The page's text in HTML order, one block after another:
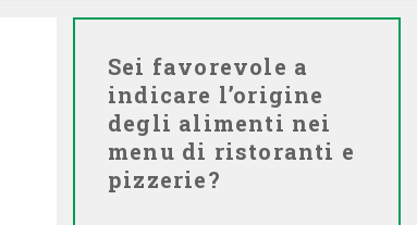
Sei favorevole a
indicare l’origine
degli alimenti nei
menu di ristoranti e
pizzerie?